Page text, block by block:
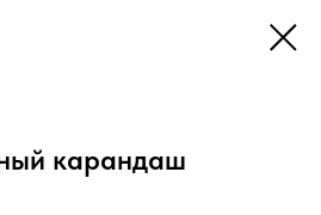
карандаш